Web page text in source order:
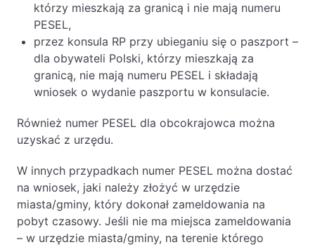
którzy mieszkają za granicą i nie mają numeru
PESEL,
przez konsula RP przy ubieganiu się o paszport –
dla obywateli Polski, którzy mieszkają za
granicą, nie mają numeru PESEL i składają
wniosek o wydanie paszportu w konsulacie.
Również numer PESEL dla obcokrajowca można
uzyskać z urzędu.
W innych przypadkach numer PESEL można dostać
na wniosek, jaki należy złożyć w urzędzie
miasta/gminy, który dokonał zameldowania na
pobyt czasowy. Jeśli nie ma miejsca zameldowania
– w urzędzie miasta/gminy, na terenie którego